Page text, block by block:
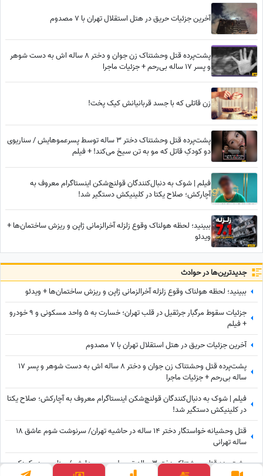
آخرین جزئیات حریق در هتل استقلال تهران با 7 مصدوم
پشت‌پرده قتل وحشتناک زن جوان و دختر 8 ساله اش به دست شوهر
و پسر 17 ساله بی‌رحم + جزئیات ماجرا
زن قاتلی که با جسد قربانیانش کیک پخت!
پشت‌پرده قتل وحشتناک دختر 3 ساله توسط پسرعموهایش / سناریوی
دو کودکِ قاتل که مو به تن سیخ می‌کند! + فیلم
فیلم | شوک به دنبال‌کنندگان قولنچ‌شکن اینستاگرام معروف به
آچارکش؛ صلاح یکتا در کلینیکش دستگیر شد!
ببینید؛ لحظه هولناک وقوع زلزله آخرالزمانی ژاپن و ریزش ساختمان‌ها +
ویدئو
جدید‌ترین‌ها در حوادث
ببینید؛ لحظه هولناک وقوع زلزله آخرالزمانی ژاپن و ریزش ساختمان‌ها + ویدئو
جزئیات سقوط مرگبار جرثقیل در قلب تهران؛ خسارت به 5 واحد مسکونی و 9 خودرو
+ فیلم
آخرین جزئیات حریق در هتل استقلال تهران با 7 مصدوم
پشت‌پرده قتل وحشتناک زن جوان و دختر 8 ساله اش به دست شوهر و پسر 17
ساله بی‌رحم + جزئیات ماجرا
فیلم | شوک به دنبال‌کنندگان قولنچ‌شکن اینستاگرام معروف به آچارکش؛ صلاح یکتا
در کلینیکش دستگیر شد!
قتل وحشیانه خواستگار دختر 14 ساله در حاشیه تهران/ سرنوشت شوم عاشق 18
ساله تهرانی
پشت‌پرده قتل وحشتناک دختر 3 ساله توسط پسرعموهایش / سناریوی دو کودکِ